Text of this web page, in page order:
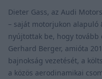
Dieter Gass, az Audi
– saját motorjukon alapuló
nyújtottak be, hogy tovább
Gerhard Berger, amióta
bajnokság vezetését, a
a közös aerodinamikai